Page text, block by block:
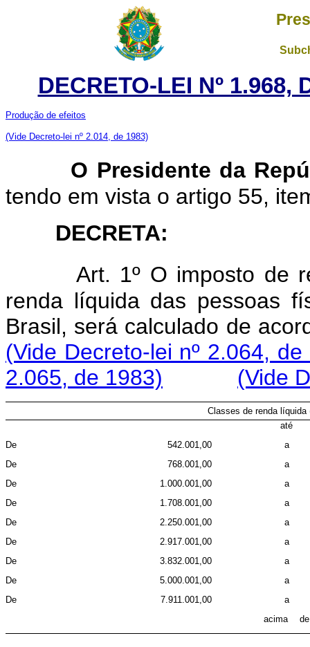
DECRETO-LEI Nº 1.968,
Produção de efeitos
(Vide Decreto-lei nº 2.014, de 1983)
O Presidente da
tendo em vista o artigo 55,
DECRETA:
Art. 1º O imposto de
renda líquida das pessoas
Brasil, será calculado de
(Vide Decreto-lei nº 2.064, de
2.065, de 1983)
(Vide
Classes de renda líquida
até
De
542.001,00
a
De
768.001,00
a
De
1.000.001,00
a
De
1.708.001,00
a
De
2.250.001,00
a
De
2.917.001,00
a
De
3.832.001,00
a
De
5.000.001,00
a
De
7.911.001,00
a
acima de